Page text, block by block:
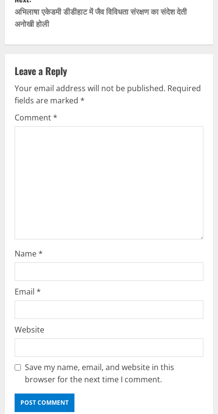
t
n
v
i
g
अभिलाषा एकेडमी डीडीहाट में जैव विविधता संरक्षण का संदेश देती
अनोखी होली
Leave a Reply
Your email address will not be published. Required
fields are marked *
Comment*
Name*
Email *
Website
Save my name, email, and website in this
browser for the next time I comment.